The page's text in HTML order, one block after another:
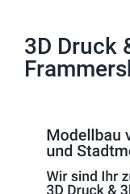
3D Druck